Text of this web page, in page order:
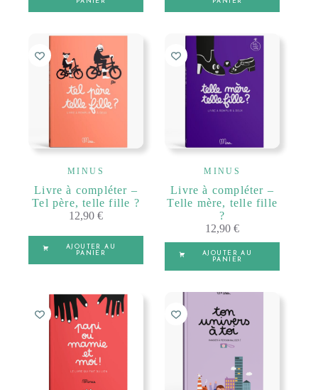
MINUS
Livre à compléter –
Tel père, telle fille ?
12,90€
AJOUTER AU
PANIER
MINUS
Livre à compléter –
Telle mère, telle fille
?
12,90€
AJOUTER AU
PANIER